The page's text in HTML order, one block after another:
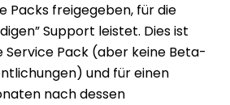
Packs freigegeben, für die
Support leistet. Dies ist
Pack (aber keine Beta-
und für einen
nach dessen